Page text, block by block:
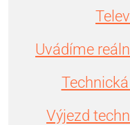
Uvádíme
Výjezd